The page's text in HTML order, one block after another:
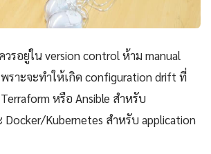
รอยู่ใน version control ห้าม manual
ราะจะทำให้เกิด configuration drift ที่
หรือ Ansible สำหรับ
Kubernetes สำหรับ application